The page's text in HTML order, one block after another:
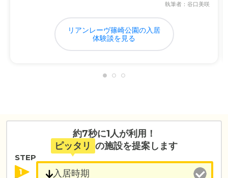
執筆者：谷口美咲
リアンレーヴ篠崎公園の入居
体験談を見る
約7秒に1人が利用！
ピッタリ の施設を提案します
STEP
1